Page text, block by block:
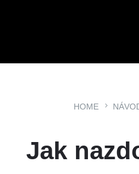
HOME
Jak